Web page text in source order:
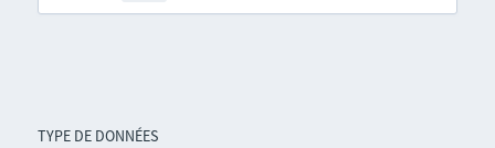
TYPE DE DONNÉES